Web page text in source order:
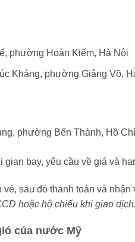
phường Hoàn Kiếm, Hà Nội
Kháng, phường Giảng Võ,
phường Bến Thành, Hồ
gian bay, yêu cầu về giá và
vé, sau đó thanh toán và nhận
hoặc hộ chiếu khi giao dịch.
của nước Mỹ